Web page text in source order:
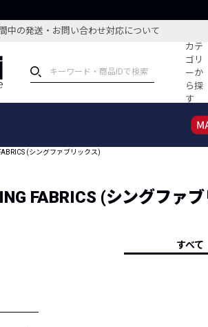
中の発送・お問い合わせ対応について
カテ
ゴリ
ーか
ら探
す
ム
特集記事
コーディネート
(シングファブリックス)
FABRICS (シングファ
すべて